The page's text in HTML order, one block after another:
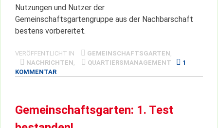
Nutzungen und Nutzer der
Gemeinschaftsgartengruppe aus der Nachbarschaft
bestens vorbereitet.
VERÖFFENTLICHT IN GEMEINSCHAFTSGARTEN,
NACHRICHTEN, QUARTIERSMANAGEMENT
1
KOMMENTARZU
Gemeinschaftsgarten: 1. Test